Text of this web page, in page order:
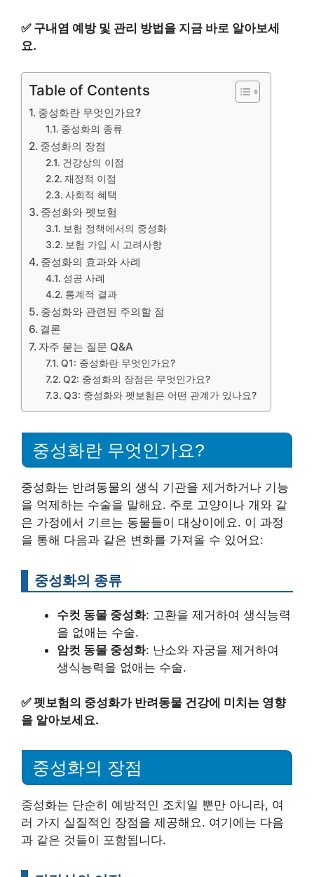
✅ 구내염 예방 및 관리 방법을 지금 바로 알아보세
요.
Table of Contents
중성화란 무엇인가요?
중성화의 종류
중성화의 장점
건강상의 이점
재정적 이점
사회적 혜택
중성화와 펫보험
보험 정책에서의 중성화
보험 가입 시 고려사항
중성화의 효과와 사례
성공 사례
통계적 결과
중성화와 관련된 주의할 점
결론
자주 묻는 질문 Q&A
Q1: 중성화란 무엇인가요?
Q2: 중성화의 장점은 무엇인가요?
Q3: 중성화와 펫보험은 어떤 관계가 있나요?
중성화란 무엇인가요?
중성화는 반려동물의 생식 기관을 제거하거나 기능
을 억제하는 수술을 말해요. 주로 고양이나 개와 같
은 가정에서 기르는 동물들이 대상이에요. 이 과정
을 통해 다음과 같은 변화를 가져올 수 있어요:
중성화의 종류
수컷 동물 중성화: 고환을 제거하여 생식능력
을 없애는 수술.
암컷 동물 중성화: 난소와 자궁을 제거하여
생식능력을 없애는 수술.
✅펫보험의 중성화가 반려동물 건강에 미치는 영향
을 알아보세요.
중성화의 장점
중성화는 단순히 예방적인 조치일 뿐만 아니라, 여
러 가지 실질적인 장점을 제공해요. 여기에는 다음
과 같은 것들이 포함됩니다.